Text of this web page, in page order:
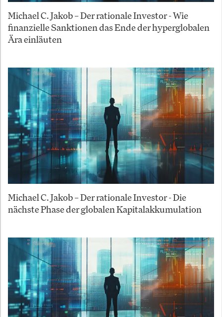
Michael C. Jakob – Der rationale Investor - Wie
finanzielle Sanktionen das Ende der hyperglobalen
Ära einläuten
Michael C. Jakob – Der rationale Investor - Die
nächste Phase der globalen Kapitalakkumulation